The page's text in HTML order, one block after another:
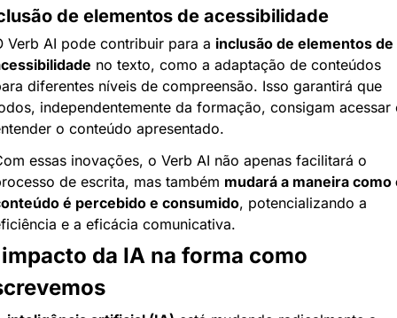
de elementos de acessibilidade
Verb AI pode contribuir para a inclusão de elementos de
no texto, como a adaptação de conteúdos
diferentes níveis de compreensão. Isso garantirá que
independentemente da formação, consigam acessar
o conteúdo apresentado.
essas inovações, o Verb AI não apenas facilitará o
de escrita, mas também mudará a maneira como
é percebido e consumido, potencializando a
e a eficácia comunicativa.
da IA na forma como